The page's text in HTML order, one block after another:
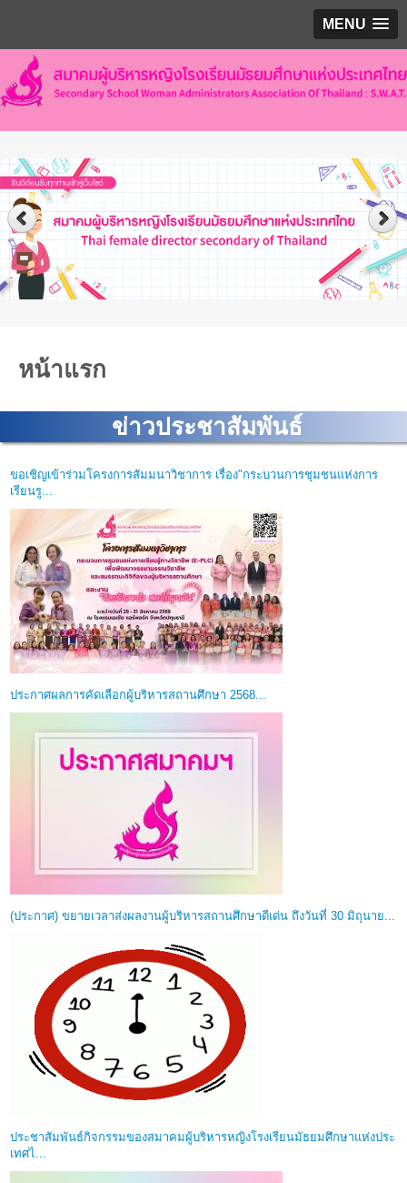
MENU
หน้าแรก
ข่าวประชาสัมพันธ์
ขอเชิญเข้าร่วมโครงการสัมมนาวิชาการ เรื่อง"กระบวนการชุมชนแห่งการ
เรียนรู...
ประกาศผลการคัดเลือกผู้บริหารสถานศึกษา 2568...
(ประกาศ) ขยายเวลาส่งผลงานผู้บริหารสถานศึกษาดีเด่น ถึงวันที่ 30 มิถุนาย...
ประชาสัมพันธ์กิจกรรมของสมาคมผู้บริหารหญิงโรงเรียนมัธยมศึกษาแห่งประ
เทศไ...